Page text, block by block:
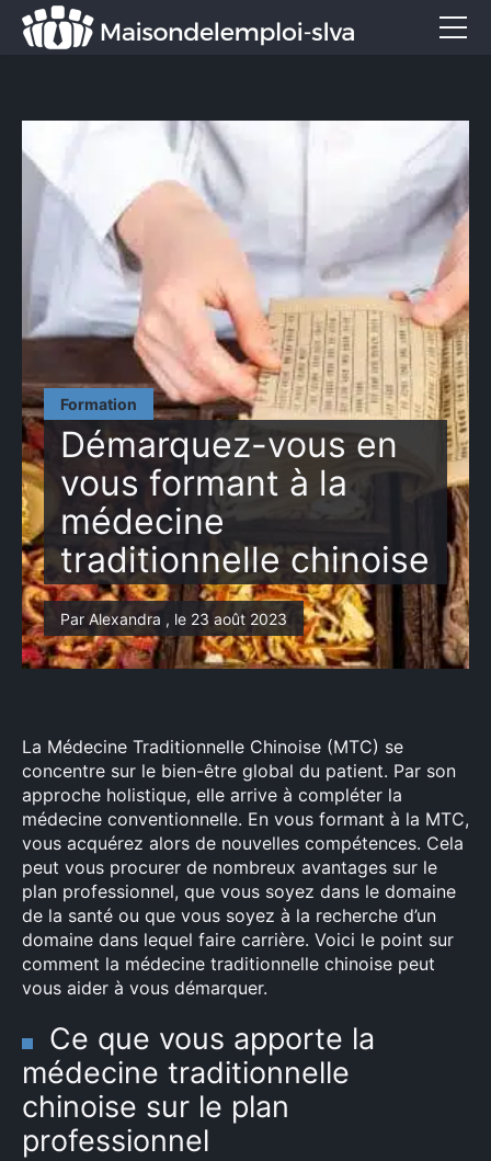
Formation
Démarquez-vous en
vous formant à la
médecine
traditionnelle chinoise
Par Alexandra , le 23 août 2023
La Médecine Traditionnelle Chinoise (MTC) se
concentre sur le bien-être global du patient. Par son
approche holistique, elle arrive à compléter la
médecine conventionnelle. En vous formant à la MTC,
vous acquérez alors de nouvelles compétences. Cela
peut vous procurer de nombreux avantages sur le
plan professionnel, que vous soyez dans le domaine
de la santé ou que vous soyez à la recherche d’un
domaine dans lequel faire carrière. Voici le point sur
comment la médecine traditionnelle chinoise peut
vous aider à vous démarquer.
Ce que vous apporte la
médecine traditionnelle
chinoise sur le plan
professionnel
Formation
Marketing
Entreprise
CONTACT